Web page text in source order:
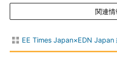
関連情
EE Times Japan×EDN Japan